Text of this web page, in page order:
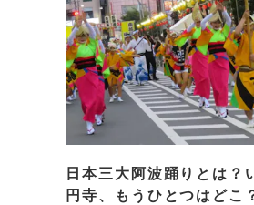
日本三大阿波踊りとは？
円寺、もうひとつはどこ